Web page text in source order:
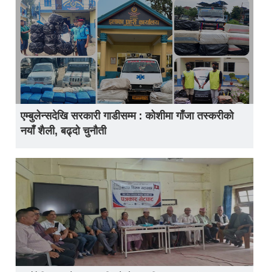
एम्बुलेन्सदेखि सरकारी गाडीसम्म : कोशीमा गाँजा तस्करीको
नयाँ शैली, बढ्दो चुनौती